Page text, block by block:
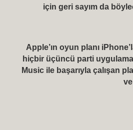
için geri sayım da
Apple’ın oyun planı
hiçbir üçüncü parti
Music ile başarıyla çalışan